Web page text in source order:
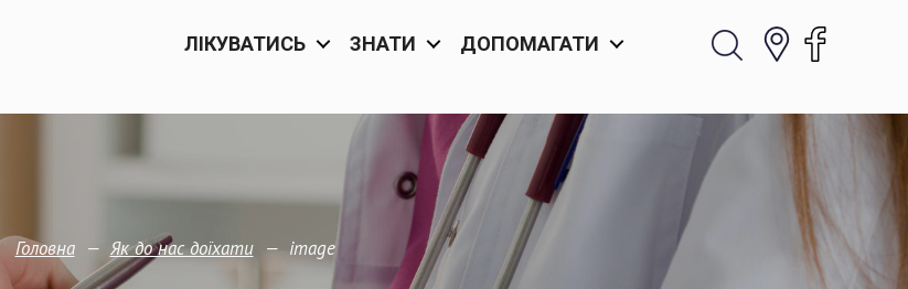
ЛІКУВАТИСЬ ЗНАТИ ДОПОМАГАТИ
Головна — Як до нас доїхати — image